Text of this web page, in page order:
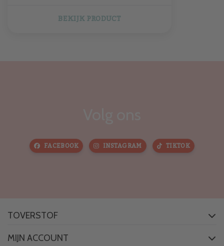
BEKIJK PRODUCT
FACEBOOK INSTAGRAM TIKTOK
TOVERSTOF
MIJN ACCOUNT